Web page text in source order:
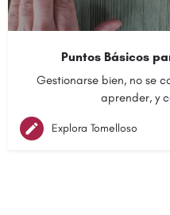
Puntos Básicos
Gestionarse bien, no se
aprender, y
Explora Tomelloso